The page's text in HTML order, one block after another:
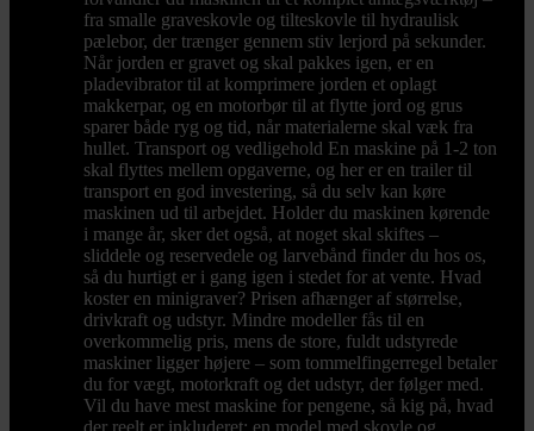
fra smalle graveskovle og tilteskovle til hydraulisk
pælebor, der trænger gennem stiv lerjord på sekunder.
Når jorden er gravet og skal pakkes igen, er en
pladevibrator til at komprimere jorden et oplagt
makkerpar, og en motorbør til at flytte jord og grus
sparer både ryg og tid, når materialerne skal væk fra
hullet. Transport og vedligehold En maskine på 1-2 ton
skal flyttes mellem opgaverne, og her er en trailer til
transport en god investering, så du selv kan køre
maskinen ud til arbejdet. Holder du maskinen kørende
i mange år, sker det også, at noget skal skiftes –
sliddele og reservedele og larvebånd finder du hos os,
så du hurtigt er i gang igen i stedet for at vente. Hvad
koster en minigraver? Prisen afhænger af størrelse,
drivkraft og udstyr. Mindre modeller fås til en
overkommelig pris, mens de store, fuldt udstyrede
maskiner ligger højere – som tommelfingerregel betaler
du for vægt, motorkraft og det udstyr, der følger med.
Vil du have mest maskine for pengene, så kig på, hvad